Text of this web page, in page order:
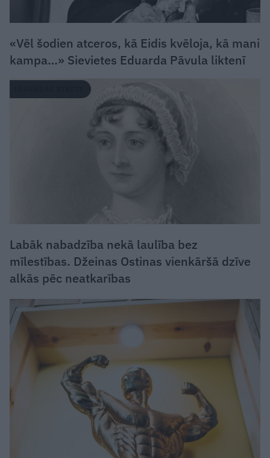
«Vēl šodien atceros, kā Eidis kvēloja, kā mani
kampa…» Sievietes Eduarda Pāvula liktenī
Labāk nabadzība nekā laulība bez
mīlestības. Džeinas Ostinas vienkāršā dzīve
alkās pēc neatkarības